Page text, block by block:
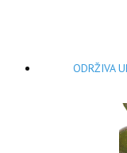
ODRŽIVA